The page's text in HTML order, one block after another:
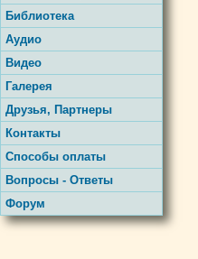
Библиотека
Аудио
Видео
Галерея
Друзья, Партнеры
Контакты
Способы оплаты
Вопросы - Ответы
Форум